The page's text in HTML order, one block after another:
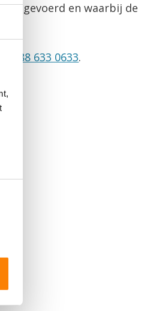
uitgevoerd en waarbij de
088 633 0633.